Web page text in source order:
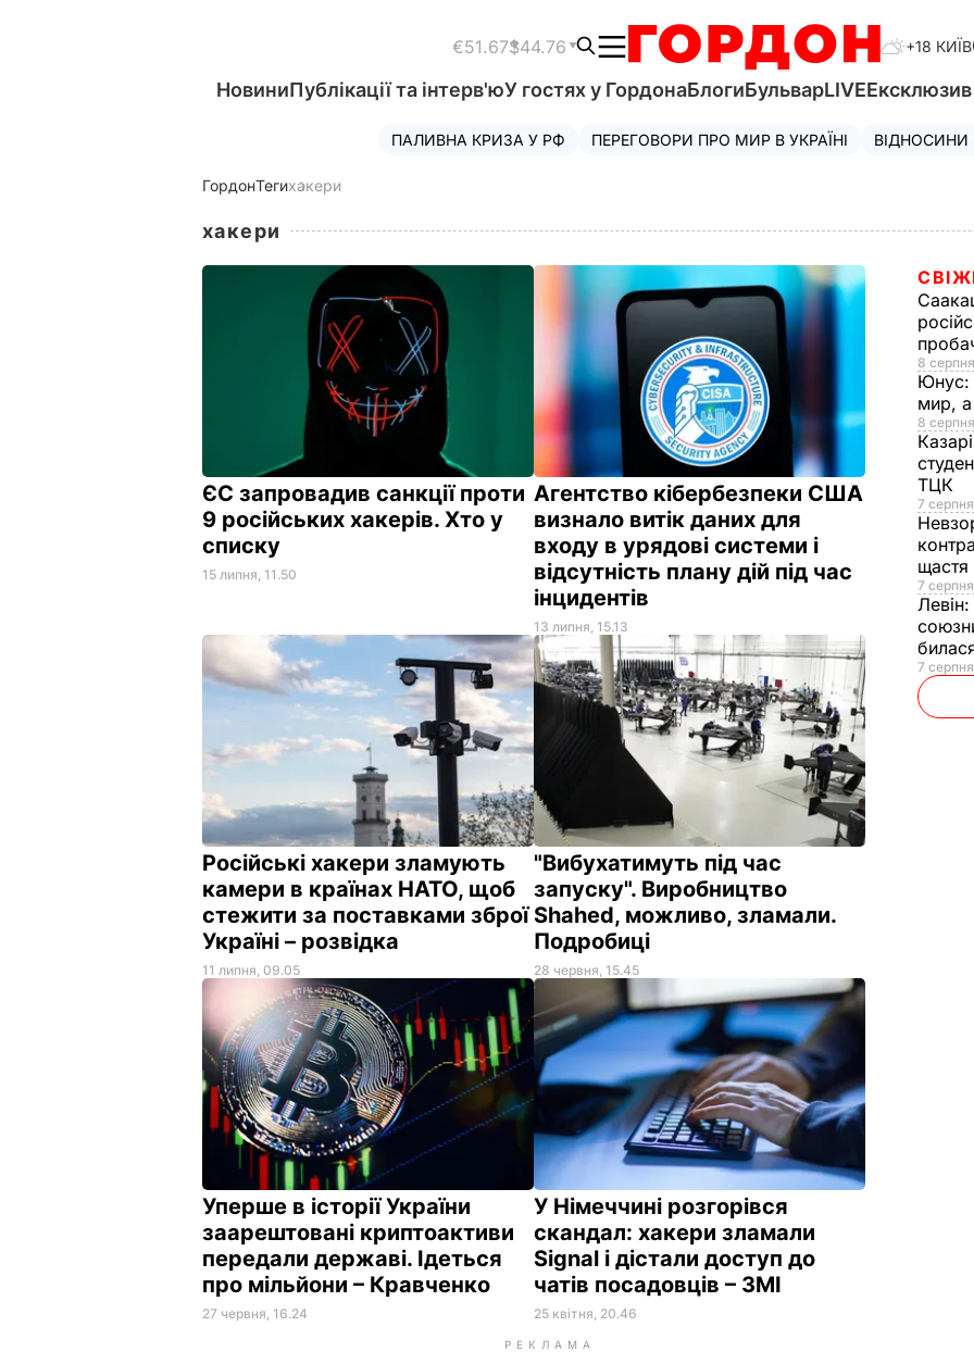
€51.67$44.76 +18 КИЇВ
НовиниПублікації та інтерв'юУ гостях у ГордонаБлогиБульварLIVEЕксклюзив
ПАЛИВНА КРИЗА У РФ ПЕРЕГОВОРИ ПРО МИР В УКРАЇНІ
ГордонТегихакери
хакери
ЄС запровадив санкції проти
9 російських хакерів. Хто у
списку
15 липня, 11.50
Агентство кібербезпеки США
визнало витік даних для
входу в урядові системи і
відсутність плану дій під час
інцидентів
13 липня, 15.13
Російські хакери зламують
камери в країнах НАТО, щоб
стежити за поставками зброї
Україні – розвідка
11 липня, 09.05
"Вибухатимуть під час
запуску". Виробництво
Shahed, можливо, зламали.
Подробиці
28 червня, 15.45
Уперше в історії України
заарештовані криптоактиви
передали державі. Ідеться
про мільйони – Кравченко
27 червня, 16.24
У Німеччині розгорівся
скандал: хакери зламали
Signal і дістали доступ до
чатів посадовців – ЗМІ
25 квітня, 20.46
РЕКЛАМА
8
Юнус:
мир,
8
ТЦК
7
щастя
7
Левін:
7